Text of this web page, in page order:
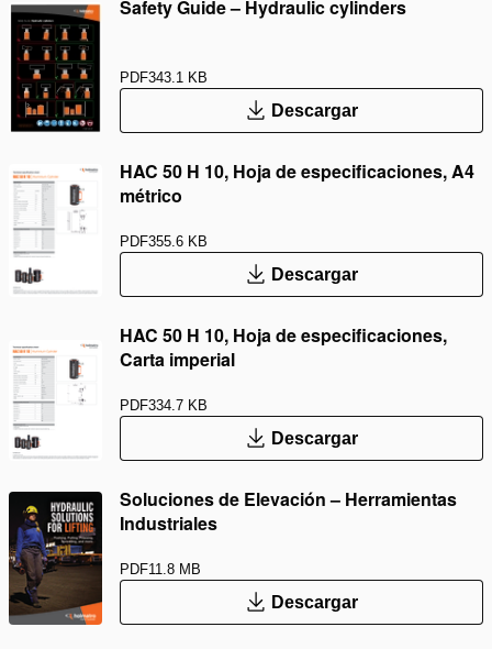
Safety Guide – Hydraulic cylinders
PDF343.1 KB
Descargar
HAC 50 H 10, Hoja de especificaciones, A4
métrico
PDF355.6 KB
Descargar
HAC 50 H 10, Hoja de especificaciones,
Carta imperial
PDF334.7 KB
Descargar
Soluciones de Elevación – Herramientas
Industriales
PDF11.8 MB
Descargar